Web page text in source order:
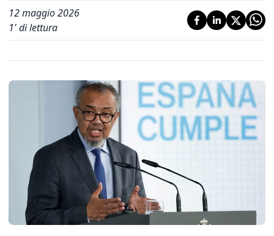
12 maggio 2026
1' di lettura